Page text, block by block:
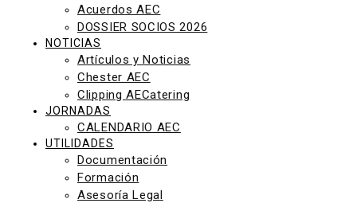
Acuerdos AEC
DOSSIER SOCIOS 2026
NOTICIAS
Artículos y Noticias
Chester AEC
Clipping AECatering
JORNADAS
CALENDARIO AEC
UTILIDADES
Documentación
Formación
Asesoría Legal